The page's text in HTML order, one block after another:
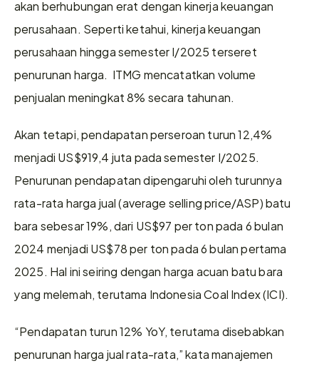
akan berhubungan erat dengan kinerja keuangan
perusahaan. Seperti ketahui, kinerja keuangan
perusahaan hingga semester I/2025 terseret
penurunan harga.  ITMG mencatatkan volume
penjualan meningkat 8% secara tahunan.
Akan tetapi, pendapatan perseroan turun 12,4%
menjadi US$919,4 juta pada semester I/2025.
Penurunan pendapatan dipengaruhi oleh turunnya
rata-rata harga jual (average selling price/ASP) batu
bara sebesar 19%, dari US$97 per ton pada 6 bulan
2024 menjadi US$78 per ton pada 6 bulan pertama
2025. Hal ini seiring dengan harga acuan batu bara
yang melemah, terutama Indonesia Coal Index (ICI).
“Pendapatan turun 12% YoY, terutama disebabkan
penurunan harga jual rata-rata,” kata manajemen